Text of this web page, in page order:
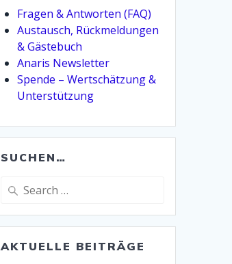
Fragen & Antworten (FAQ)
Austausch, Rückmeldungen
& Gästebuch
Anaris Newsletter
Spende – Wertschätzung &
Unterstützung
SUCHEN…
Search
AKTUELLE BEITRÄGE